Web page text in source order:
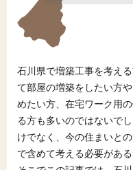
石川県で増築工事を考え
て部屋の増築をしたい方
めたい方、在宅ワーク用
る方も多いのではないで
けでなく、今の住まいと
で含めて考える必要があ